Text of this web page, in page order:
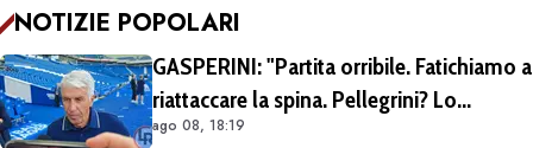
NOTIZIE POPOLARI
GASPERINI: "Partita orribile. Fatichiamo a
riattaccare la spina. Pellegrini? Lo
rivedremo in campo tra un mese.
ago 08, 18:19